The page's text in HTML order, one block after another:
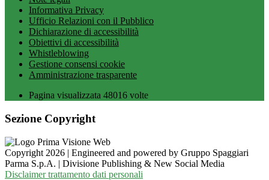
Informativa Privacy
Ufficio Relazioni con il Pubblico
Dichiarazione di accessibilità
Obiettivi di accessibilità
Whistleblowing
Gestione consensi cookie
Amministrazione trasparente
Pagina visualizzata 48016 volte
Sezione Copyright
Copyright 2026 | Engineered and powered by Gruppo Spaggiari
Parma S.p.A. | Divisione Publishing & New Social Media
Disclaimer trattamento dati personali